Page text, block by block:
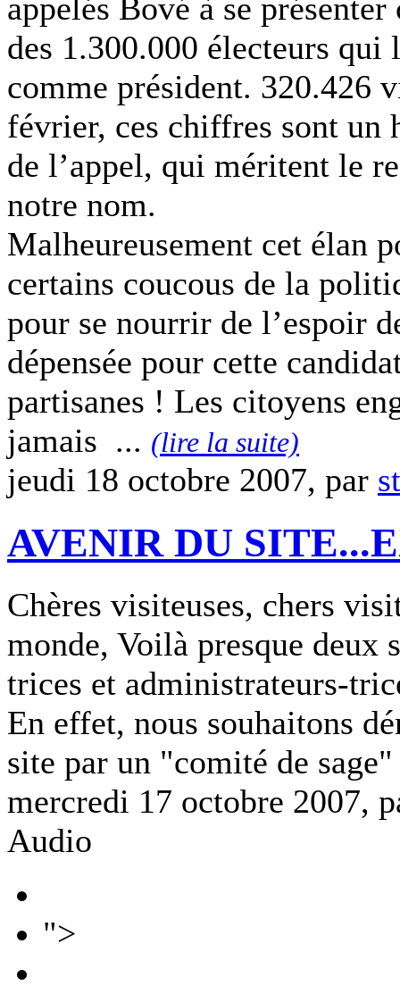
appelés Bové à se
des 1.300.000 électeurs
comme président. 320.426
février, ces chiffres sont un
de l’appel, qui méritent le
notre nom.
Malheureusement cet élan
certains coucous de la
pour se nourrir de l’espoir
dépensée pour cette
partisanes ! Les citoyens
jamais ... (lire la suite)
jeudi 18 octobre 2007, par
AVENIR DU
Chères visiteuses, chers
monde, Voilà presque deux
trices et administrateurs-
En effet, nous souhaitons
site par un "comité de
mercredi 17 octobre 2007,
Audio
">